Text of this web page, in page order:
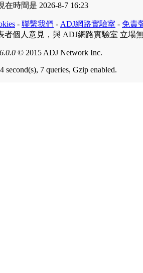
在時間是 2026-8-7 16:23
- 聯繫我們 - ADJ網路實驗室 - 免責
者個人意見，與 ADJ網路實驗室 立場
6.0.0 © 2015 ADJ Network Inc.
second(s), 7 queries, Gzip enabled.